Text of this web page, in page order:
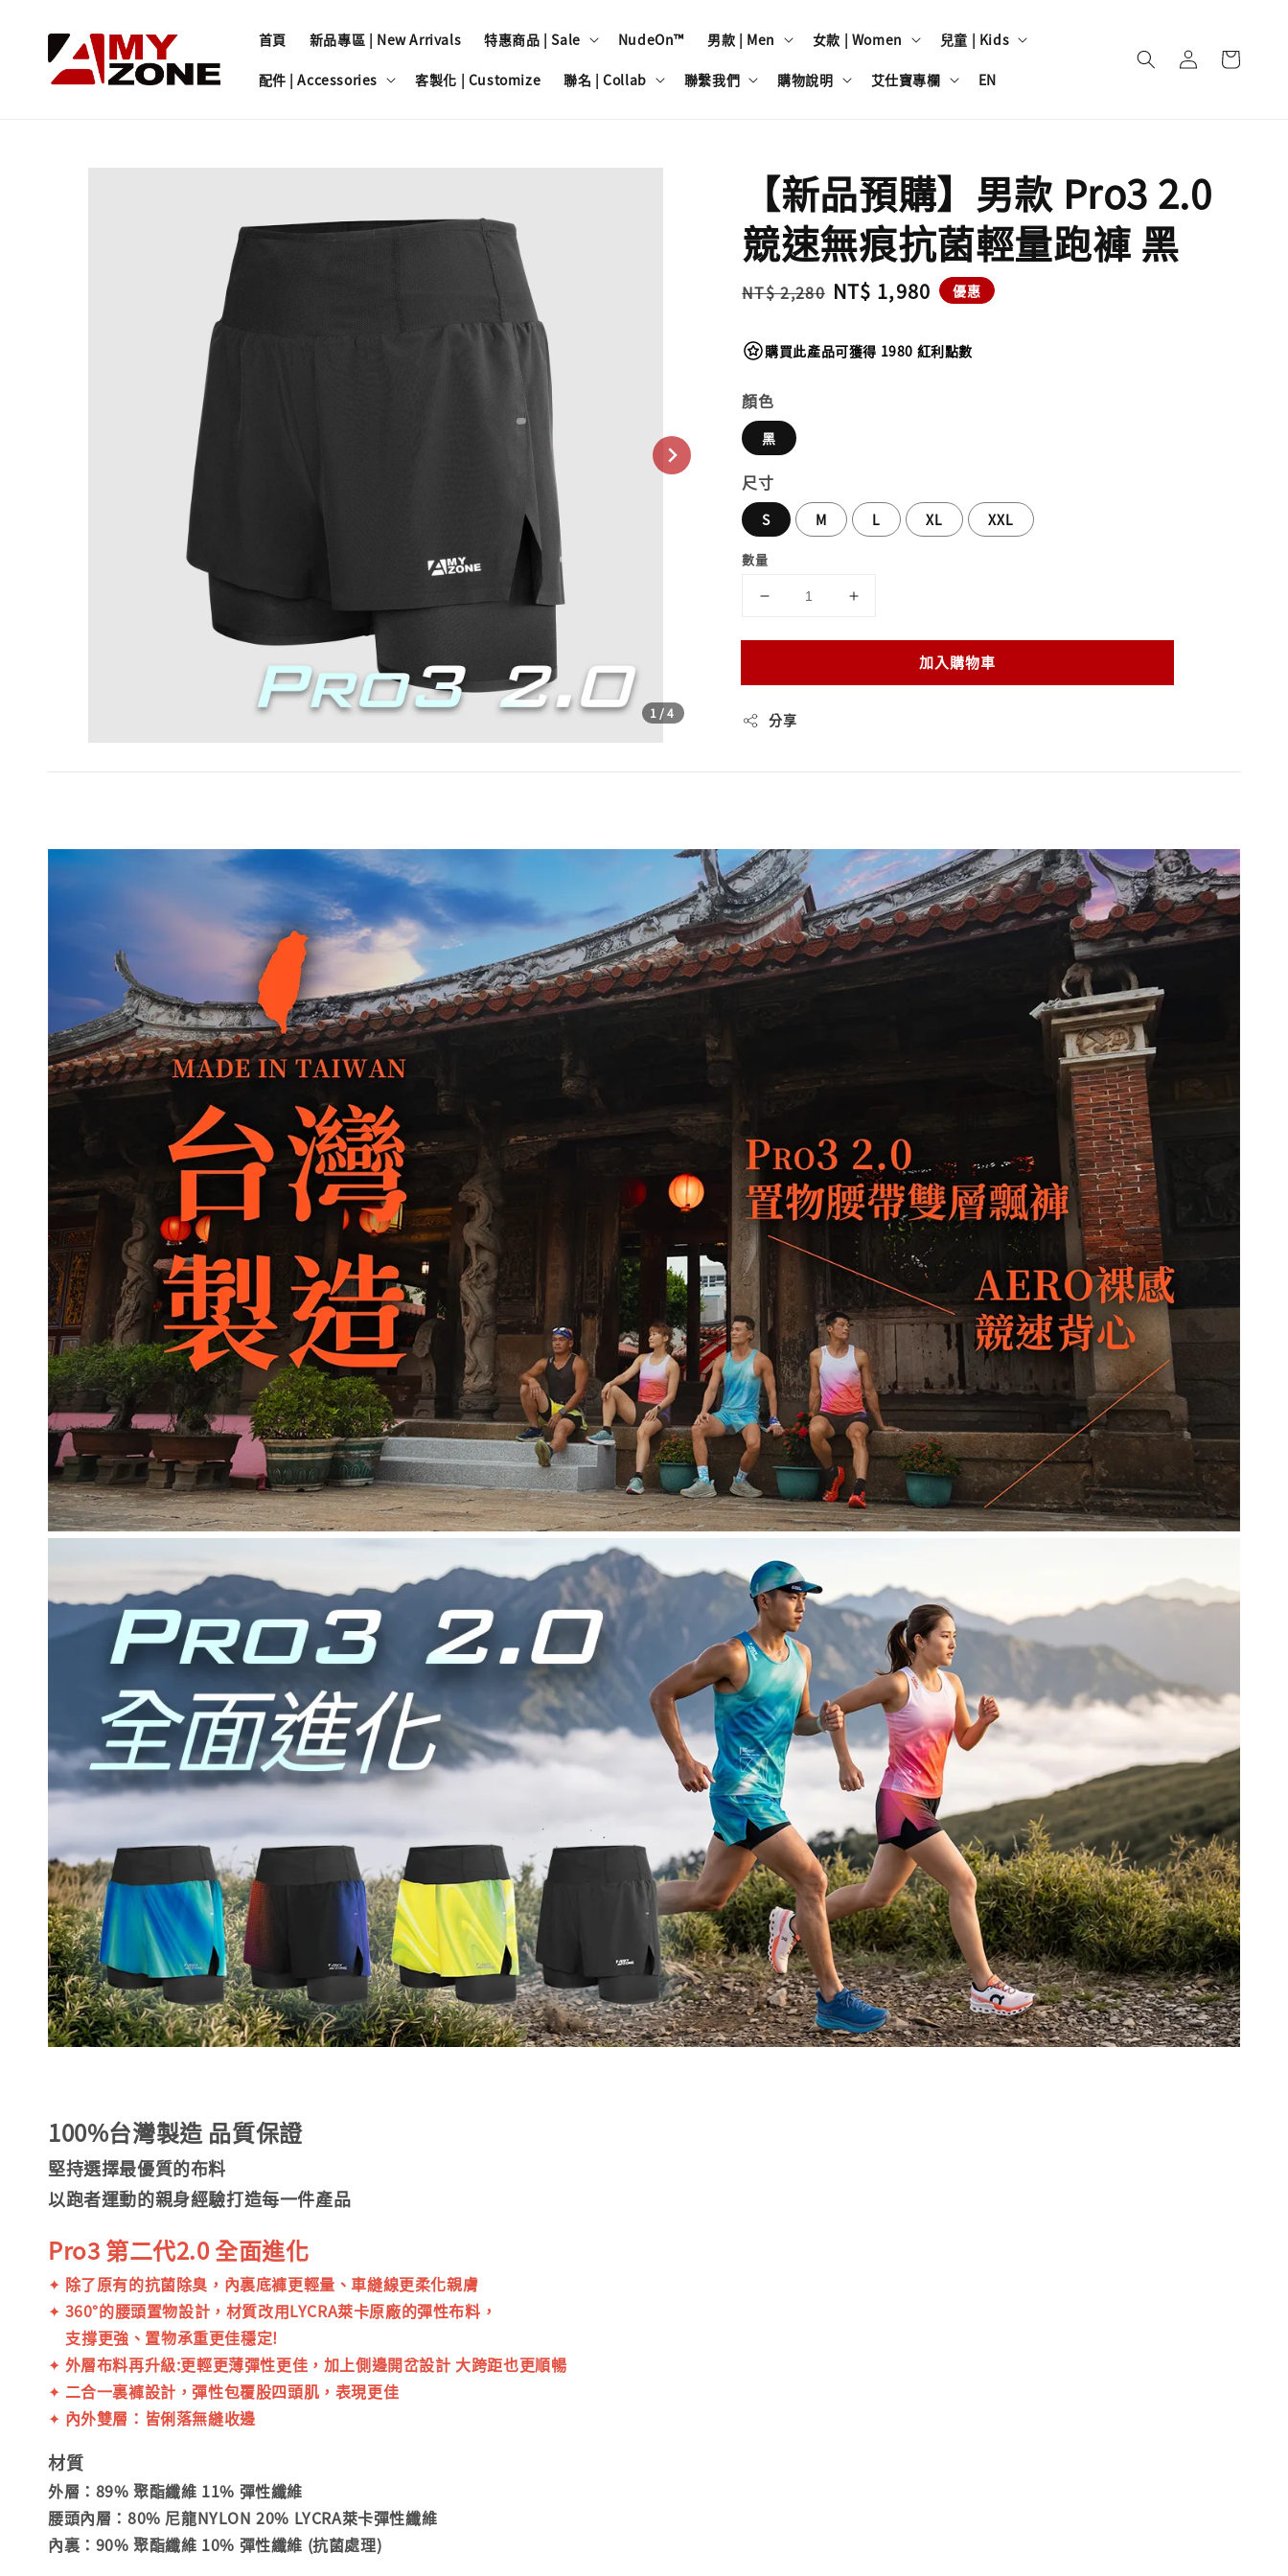
首頁 新品專區 | New Arrivals 特惠商品 | Sale NudeOn™ 男款 | Men 女款 | Women 兒童 | Kids
配件 | Accessories 客製化 | Customize 聯名 | Collab 聯繫我們 購物說明 艾仕寶專欄 EN
1 /4
【新品預購】男款 Pro3 2.0
競速無痕抗菌輕量跑褲 黑
Regular
NT$ 2,280 Sale
NT$ 1,980 優惠
購買此產品可獲得 1980 紅利點數
顏色
黑
尺寸
S M L XL XXL
數量
加入購物車
分享
100%台灣製造 品質保證
堅持選擇最優質的布料
以跑者運動的親身經驗打造每一件產品
Pro3 第二代2.0 全面進化
✦ 除了原有的抗菌除臭，內裏底褲更輕量、車縫線更柔化親膚
✦ 360°的腰頭置物設計，材質改用LYCRA萊卡原廠的彈性布料，
支撐更強、 置物承重更佳穩定!
✦ 外層布料再升級:更輕更薄彈性更佳，加上側邊開岔設計 大跨距也更順暢
✦ 二合一裏褲設計，彈性包覆股四頭肌，表現更佳
✦ 內外雙層：皆俐落無縫收邊
材質
外層：89% 聚酯纖維 11% 彈性纖維
腰頭內層：80% 尼龍NYLON 20% LYCRA萊卡彈性纖維
內裏：90% 聚酯纖維 10% 彈性纖維 (抗菌處理)